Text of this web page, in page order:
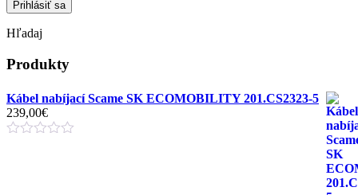
Hľadaj
Produkty
Kábel nabíjací Scame SK ECOMOBILITY 201.CS2323-5
239,00€